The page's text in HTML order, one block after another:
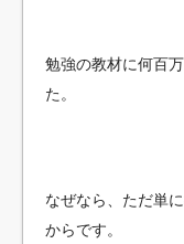
勉強の教材に何百
た。
なぜなら、ただ単
からです。